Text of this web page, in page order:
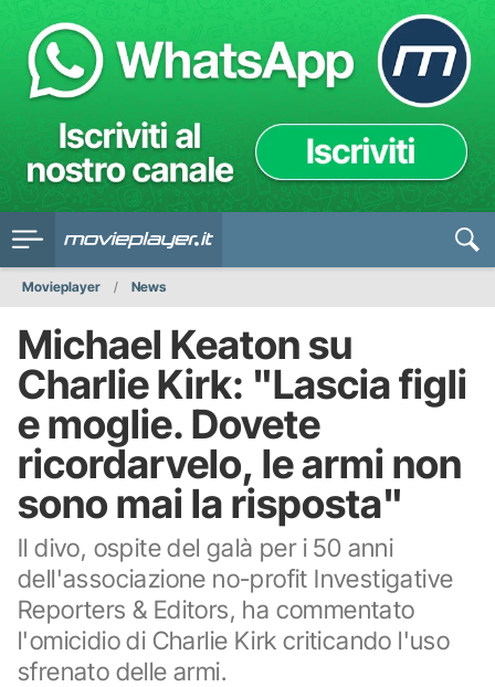
Movieplayer News
Michael Keaton su
Charlie Kirk: "Lascia figli
e moglie. Dovete
ricordarvelo, le armi non
sono mai la risposta"
Il divo, ospite del galà per i 50 anni
dell'associazione no-profit Investigative
Reporters & Editors, ha commentato
l'omicidio di Charlie Kirk criticando l'uso
sfrenato delle armi.